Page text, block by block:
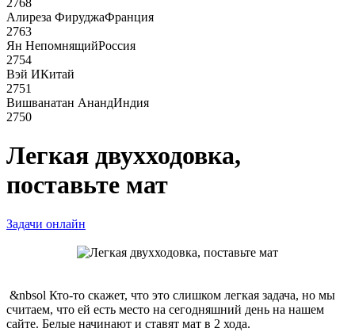
2768
Алиреза ФируджаФранция
2763
Ян НепомнящийРоссия
2754
Вэй ИКитай
2751
Вишванатан АнандИндия
2750
Легкая двухходовка,
поставьте мат
Задачи онлайн
&nbsol Кто-то скажет, что это слишком легкая задача, но мы
считаем, что ей есть место на сегодняшний день на нашем
сайте. Белые начинают и ставят мат в 2 хода.